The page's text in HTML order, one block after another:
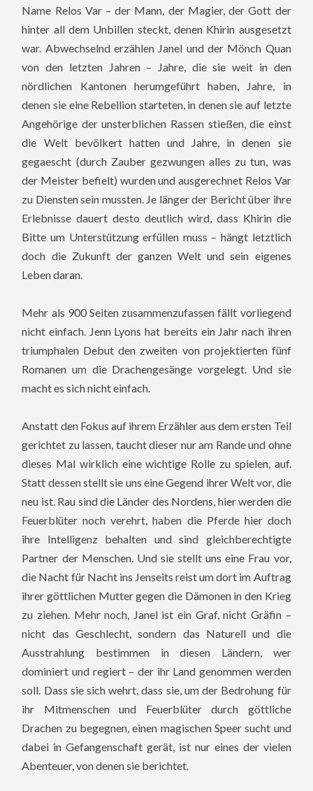
Name Relos Var – der Mann, der Magier, der Gott der
hinter all dem Unbillen steckt, denen Khirin ausgesetzt
war. Abwechselnd erzählen Janel und der Mönch Quan
von den letzten Jahren – Jahre, die sie weit in den
nördlichen Kantonen herumgeführt haben, Jahre, in
denen sie eine Rebellion starteten, in denen sie auf letzte
Angehörige der unsterblichen Rassen stießen, die einst
die Welt bevölkert hatten und Jahre, in denen sie
gegaescht (durch Zauber gezwungen alles zu tun, was
der Meister befielt) wurden und ausgerechnet Relos Var
zu Diensten sein mussten. Je länger der Bericht über ihre
Erlebnisse dauert desto deutlich wird, dass Khirin die
Bitte um Unterstützung erfüllen muss – hängt letztlich
doch die Zukunft der ganzen Welt und sein eigenes
Leben daran.
Mehr als 900 Seiten zusammenzufassen fällt vorliegend
nicht einfach. Jenn Lyons hat bereits ein Jahr nach ihren
triumphalen Debut den zweiten von projektierten fünf
Romanen um die Drachengesänge vorgelegt. Und sie
macht es sich nicht einfach.
Anstatt den Fokus auf ihrem Erzähler aus dem ersten Teil
gerichtet zu lassen, taucht dieser nur am Rande und ohne
dieses Mal wirklich eine wichtige Rolle zu spielen, auf.
Statt dessen stellt sie uns eine Gegend ihrer Welt vor, die
neu ist. Rau sind die Länder des Nordens, hier werden die
Feuerblüter noch verehrt, haben die Pferde hier doch
ihre Intelligenz behalten und sind gleichberechtigte
Partner der Menschen. Und sie stellt uns eine Frau vor,
die Nacht für Nacht ins Jenseits reist um dort im Auftrag
ihrer göttlichen Mutter gegen die Dämonen in den Krieg
zu ziehen. Mehr noch, Janel ist ein Graf, nicht Gräfin –
nicht das Geschlecht, sondern das Naturell und die
Ausstrahlung bestimmen in diesen Ländern, wer
dominiert und regiert – der ihr Land genommen werden
soll. Dass sie sich wehrt, dass sie, um der Bedrohung für
ihr Mitmenschen und Feuerblüter durch göttliche
Drachen zu begegnen, einen magischen Speer sucht und
dabei in Gefangenschaft gerät, ist nur eines der vielen
Abenteuer, von denen sie berichtet.